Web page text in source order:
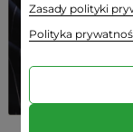
Zasady polityki
Polityka